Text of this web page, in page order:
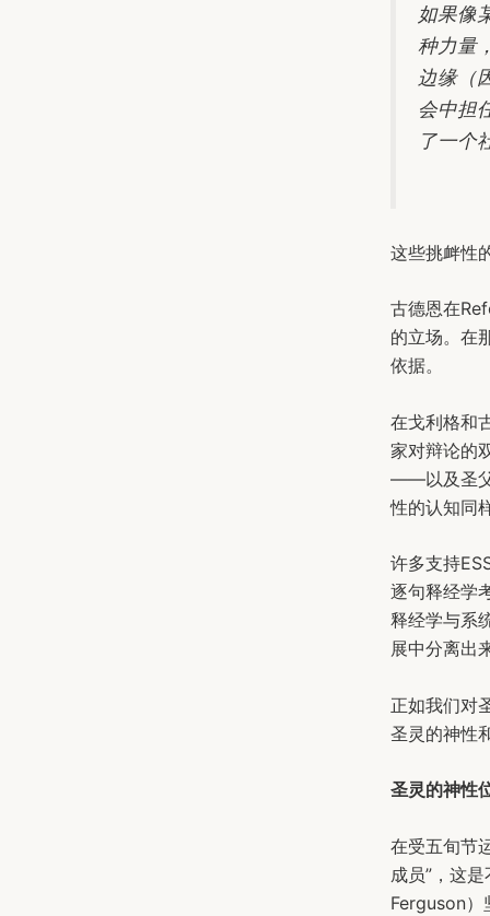
如果像
种力量
边缘（
会中担
了一个
这些挑衅性
古德恩在
的立场。在
依据。
在戈利格和
家对辩论的
——以及圣父
性的认知同
许多支持
逐句释经学
释经学与系
展中分离出
正如我们对
圣灵的神性
圣灵的神性
在受五旬节
成员”，这
Ferguson）